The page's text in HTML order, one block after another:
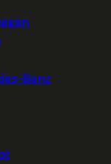
Benz